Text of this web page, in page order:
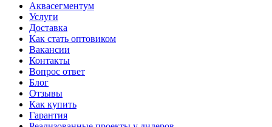
Аквасегментум
Услуги
Доставка
Как стать оптовиком
Вакансии
Контакты
Вопрос ответ
Блог
Отзывы
Как купить
Гарантия